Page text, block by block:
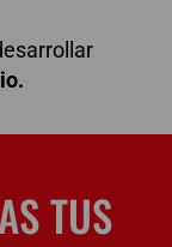
TUS